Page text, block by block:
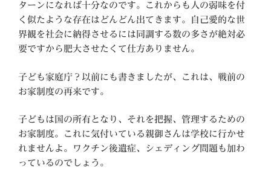
ターンになれば十分なのです。これからも人の弱味を付
く似たような存在はどんどん出てきます。自己愛的な世
界観を社会に納得させるには同調する数の多さが絶対必
要ですから肥大させたくて仕方ありません。
子ども家庭庁？以前にも書きましたが、これは、戦前の
お家制度の再来です。
子どもは国の所有となり、それを把握、管理するための
お家制度。これに気付いている親御さんは学校に行かせ
れませんよ。ワクチン後遺症、シェディング問題も加わ
っているのでしょう。